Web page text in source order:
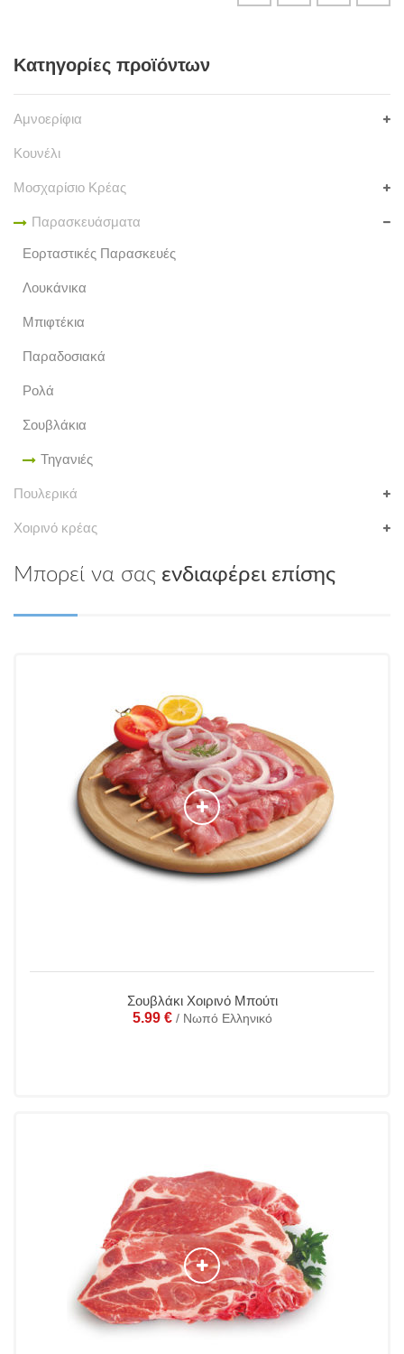
Κατηγορίες προϊόντων
Αμνοερίφια
Κουνέλι
Μοσχαρίσιο Κρέας
Παρασκευάσματα
Εορταστικές Παρασκευές
Λουκάνικα
Μπιφτέκια
Παραδοσιακά
Ρολά
Σουβλάκια
Τηγανιές
Πουλερικά
Χοιρινό κρέας
Μπορεί να σας ενδιαφέρει επίσης
Σουβλάκι Χοιρινό Μπούτι
5.99 € / Νωπό Ελληνικό